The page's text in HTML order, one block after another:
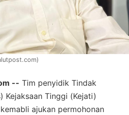
-- Tim penyidik Tindak
Kejaksaan Tinggi (Kejati)
ajukan permohonan